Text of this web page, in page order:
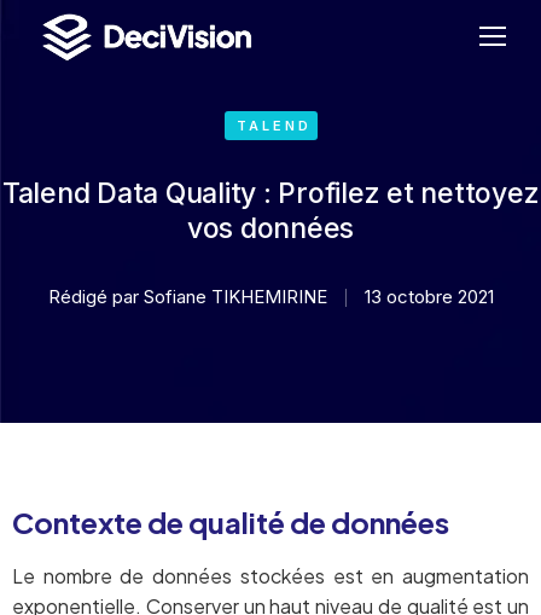
TALEND
Talend Data Quality : Profilez et nettoyez
vos données
Rédigé parSofiane TIKHEMIRINE 13 octobre 2021
Contexte de qualité de données
Le nombre de données stockées est en augmentation
exponentielle. Conserver un haut niveau de qualité est un